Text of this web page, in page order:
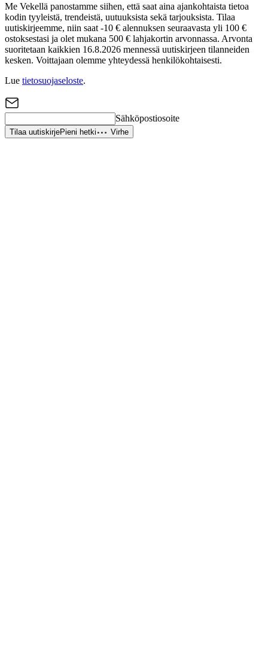
Me Vekellä panostamme siihen, että saat aina ajankohtaista tietoa
kodin tyyleistä, trendeistä, uutuuksista sekä tarjouksista. Tilaa
uutiskirjeemme, niin saat -10 € alennuksen seuraavasta yli 100 €
ostoksestasi ja olet mukana 500 € lahjakortin arvonnassa. Arvonta
suoritetaan kaikkien 16.8.2026 mennessä uutiskirjeen tilanneiden
kesken. Voittajaan olemme yhteydessä henkilökohtaisesti.
Lue tietosuojaseloste.
Sähköpostiosoite
Tilaa uutiskirjePieni hetki Virhe